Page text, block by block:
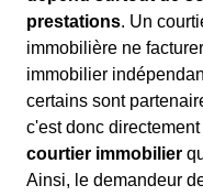
prestations. Un
immobilière ne
immobilier
certains sont
c'est donc directement
courtier immobilier
Ainsi, le demandeur